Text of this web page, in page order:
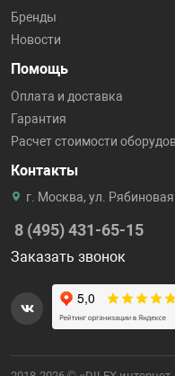
Бренды
Новости
Помощь
Оплата и доставка
Гарантия
Расчет стоимости
Контакты
г. Москва, ул. Рябиновая
8 (495) 431-65-15
Заказать звонок